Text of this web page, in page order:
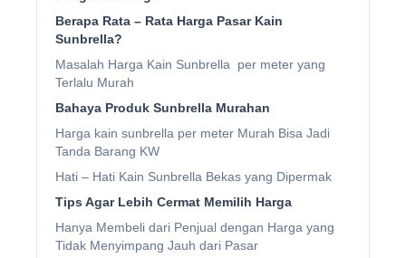
Berapa Rata – Rata Harga Pasar Kain
Sunbrella?
Masalah Harga Kain Sunbrella per meter yang
Terlalu Murah
Bahaya Produk Sunbrella Murahan
Harga kain sunbrella per meter Murah Bisa Jadi
Tanda Barang KW
Hati – Hati Kain Sunbrella Bekas yang Dipermak
Tips Agar Lebih Cermat Memilih Harga
Hanya Membeli dari Penjual dengan Harga yang
Tidak Menyimpang Jauh dari Pasar